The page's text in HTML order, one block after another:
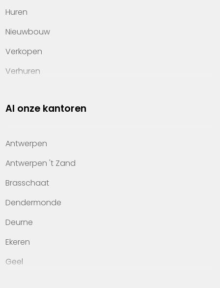
Huren
Nieuwbouw
Verkopen
Verhuren
Property management
Kennis van wonen
Kantoren
Veelgestelde vragen
Werken bij Heylen Vastgoed
Contact
Al onze kantoren
Antwerpen
Antwerpen 't Zand
Brasschaat
Dendermonde
Deurne
Ekeren
Geel